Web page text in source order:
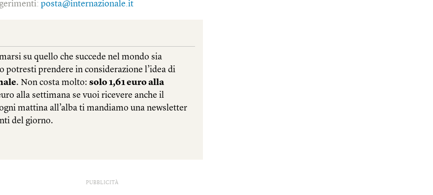
posta@internazionale.it
PUBBLICITÀ